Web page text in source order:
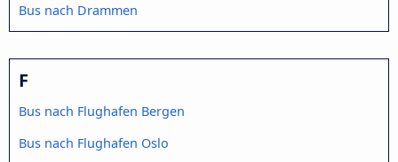
Bus nach Drammen
F
Bus nach Flughafen Bergen
Bus nach Flughafen Oslo